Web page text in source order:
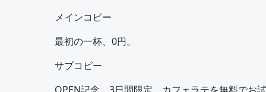
メインコピー
最初の一杯、0円。
サブコピー